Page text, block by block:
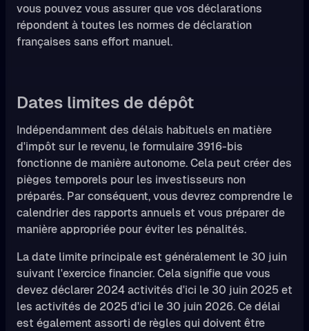
vous pouvez vous assurer que vos déclarations
répondent à toutes les normes de déclaration
françaises sans effort manuel.
Dates limites de dépôt
Indépendamment des délais habituels en matière
d'impôt sur le revenu, le formulaire 3916-bis
fonctionne de manière autonome. Cela peut créer des
pièges temporels pour les investisseurs non
préparés. Par conséquent, vous devrez comprendre le
calendrier des rapports annuels et vous préparer de
manière appropriée pour éviter les pénalités.
La date limite principale est généralement le 30 juin
suivant l'exercice financier. Cela signifie que vous
devez déclarer 2024 activités d'ici le 30 juin 2025 et
les activités de 2025 d'ici le 30 juin 2026. Ce délai
est également assorti de règles qui doivent être